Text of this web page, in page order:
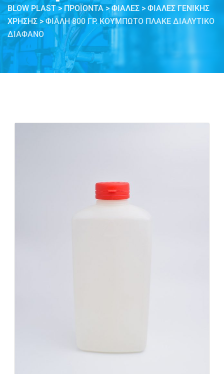
BLOW PLAST> ΠΡΟΪΌΝΤΑ>ΦΙΆΛΕΣ > ΦΙΆΛΕΣ ΓΕΝΙΚΉΣ
ΧΡΉΣΗΣ >ΦΙΆΛΗ 800 ΓΡ. ΚΟΥΜΠΩΤΌ ΠΛΑΚΈ ΔΙΑΛΥΤΙΚΌ
ΔΙΆΦΑΝΟ